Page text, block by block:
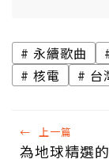
永續歌曲
核電
台
← 上一篇
為地球精選